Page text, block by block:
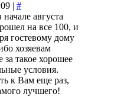
| #
августа
на все 100, и
гостевому дому
хозяевам
такое хорошее
условия.
к Вам еще раз,
лучшего!